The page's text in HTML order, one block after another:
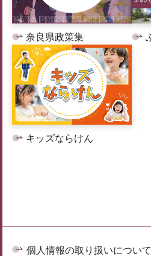
奈良県政策集
キッズならけん
個人情報の取り扱いについて